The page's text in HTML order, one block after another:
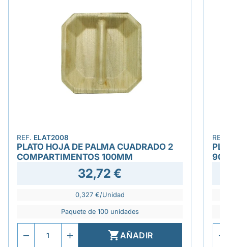
REF. ELAT2008
PLATO HOJA DE PALMA CUADRADO 2
COMPARTIMENTOS 100MM
32,72 €
0,327 €/Unidad
Paquete de 100 unidades
AÑADIR